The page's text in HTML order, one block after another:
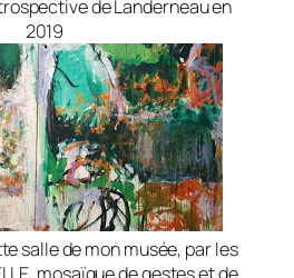
de Landerneau en
2019
salle de mon musée, par les